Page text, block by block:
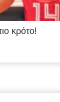
κρότο!